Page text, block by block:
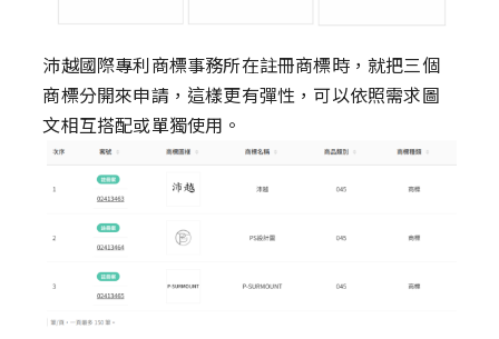
沛越國際專利商標事務所在註冊商標時，就把三個
商標分開來申請，這樣更有彈性，可以依照需求圖
文相互搭配或單獨使用。